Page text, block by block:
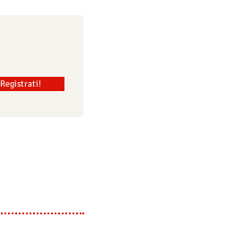
Registrati!